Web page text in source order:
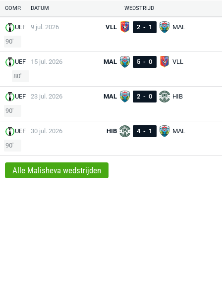
COMP. DATUM WEDSTRIJD
UEF 9 jul. 2026 VLL 2 - 1
MAL
90'
UEF 15 jul. 2026 MAL 5 - 0
VLL
80'
UEF 23 jul. 2026 MAL 2 - 0
HIB
90'
UEF 30 jul. 2026 HIB 4 - 1
MAL
90'
Alle Malisheva wedstrijden